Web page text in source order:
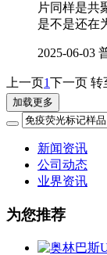
片同样是共
是不是还在
2025-06-03
上一页1下一页 转
加载更多
新闻资讯
公司动态
业界资讯
为您推荐